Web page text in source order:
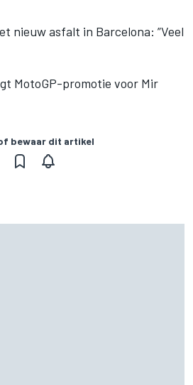
nieuw asfalt in Barcelona: ”Veel
MotoGP-promotie voor Mir
bewaar dit artikel